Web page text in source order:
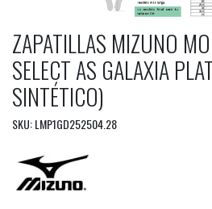
ZAPATILLAS MIZUNO
SELECT AS GALAXIA
SINTÉTICO)
SKU: LMP1GD252504.28